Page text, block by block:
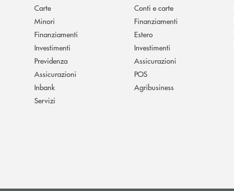
Carte
Minori
Finanziamenti
Investimenti
Previdenza
Assicurazioni
Inbank
Servizi
Conti e carte
Finanziamenti
Estero
Investimenti
Assicurazioni
POS
Agribusiness